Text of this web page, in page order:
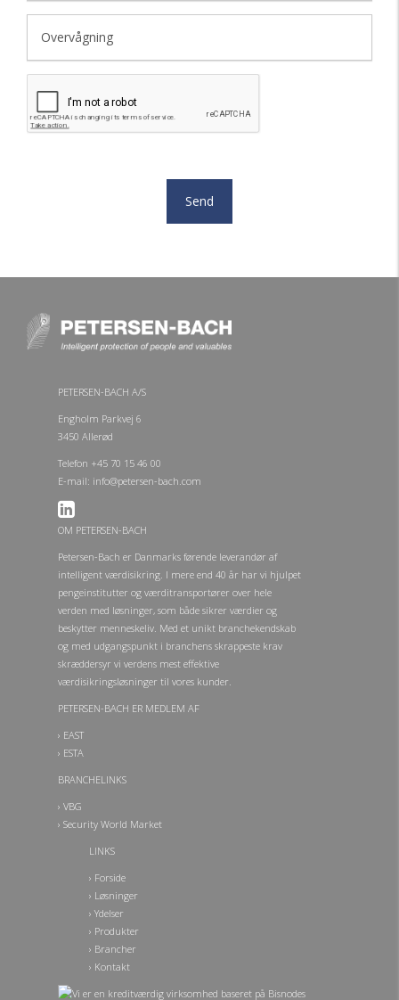
PETERSEN-BACH A/S
Engholm Parkvej 6
3450 Allerød
Telefon +45 70 15 46 00
E-mail: info@petersen-bach.com
OM PETERSEN-BACH
Petersen-Bach er Danmarks førende leverandør af
intelligent værdisikring. I mere end 40 år har vi hjulpet
pengeinstitutter og værditransportører over hele
verden med løsninger, som både sikrer værdier og
beskytter menneskeliv. Med et unikt branchekendskab
og med udgangspunkt i branchens skrappeste krav
skræddersyr vi verdens mest effektive
værdisikringsløsninger til vores kunder.
PETERSEN-BACH ER MEDLEM AF
› EAST
› ESTA
BRANCHELINKS
› VBG
› Security World Market
LINKS
Forside
Løsninger
Ydelser
Produkter
Brancher
Kontakt